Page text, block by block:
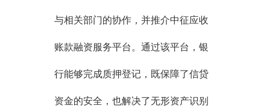
与相关部门的协作，并推介中征应收
账款融资服务平台。通过该平台，银
行能够完成质押登记，既保障了信贷
资金的安全，也解决了无形资产识别